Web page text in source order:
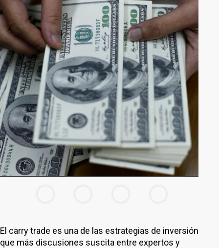
El carry trade es una de las estrategias de inversión
que más discusiones suscita entre expertos y